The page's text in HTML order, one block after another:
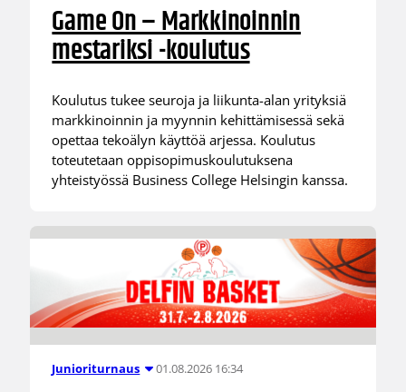
Game On – Markkinoinnin
mestariksi -koulutus
Koulutus tukee seuroja ja liikunta-alan yrityksiä
markkinoinnin ja myynnin kehittämisessä sekä
opettaa tekoälyn käyttöä arjessa. Koulutus
toteutetaan oppisopimuskoulutuksena
yhteistyössä Business College Helsingin kanssa.
Junioriturnaus 01.08.2026 16:34